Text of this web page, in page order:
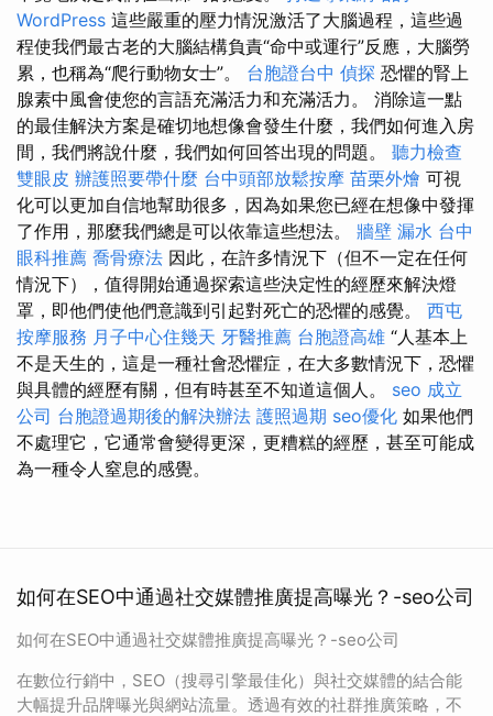
WordPress 這些嚴重的壓力情況激活了大腦過程，這些過
程使我們最古老的大腦結構負責“命中或運行”反應，大腦勞
累，也稱為“爬行動物女士”。 台胞證台中 偵探 恐懼的腎上
腺素中風會使您的言語充滿活力和充滿活力。 消除這一點
的最佳解決方案是確切地想像會發生什麼，我們如何進入房
間，我們將說什麼，我們如何回答出現的問題。 聽力檢查
雙眼皮 辦護照要帶什麼 台中頭部放鬆按摩 苗栗外燴 可視
化可以更加自信地幫助很多，因為如果您已經在想像中發揮
了作用，那麼我們總是可以依靠這些想法。 牆壁 漏水 台中
眼科推薦 喬骨療法 因此，在許多情況下（但不一定在任何
情況下），值得開始通過探索這些決定性的經歷來解決燈
罩，即他們使他們意識到引起對死亡的恐懼的感覺。 西屯
按摩服務 月子中心住幾天 牙醫推薦 台胞證高雄 “人基本上
不是天生的，這是一種社會恐懼症，在大多數情況下，恐懼
與具體的經歷有關，但有時甚至不知道這個人。 seo 成立
公司 台胞證過期後的解決辦法 護照過期 seo優化 如果他們
不處理它，它通常會變得更深，更糟糕的經歷，甚至可能成
為一種令人窒息的感覺。
如何在SEO中通過社交媒體推廣提高曝光？-seo公司
如何在SEO中通過社交媒體推廣提高曝光？-seo公司
在數位行銷中，SEO（搜尋引擎最佳化）與社交媒體的結合能
大幅提升品牌曝光與網站流量。透過有效的社群推廣策略，不